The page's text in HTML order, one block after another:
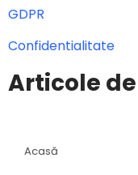
GDPR
Confidentialitate
Articole
Acasă